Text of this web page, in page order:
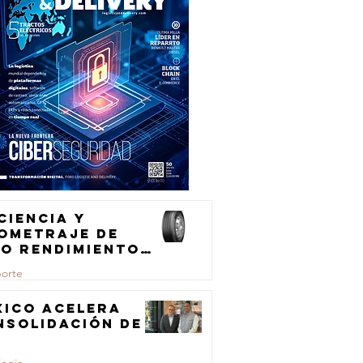
y
de
rendimiento
de
acelera
de